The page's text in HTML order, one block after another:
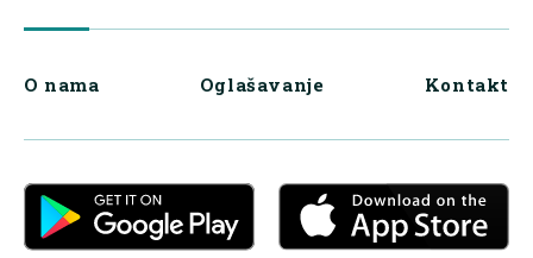
O nama Oglašavanje Kontakt